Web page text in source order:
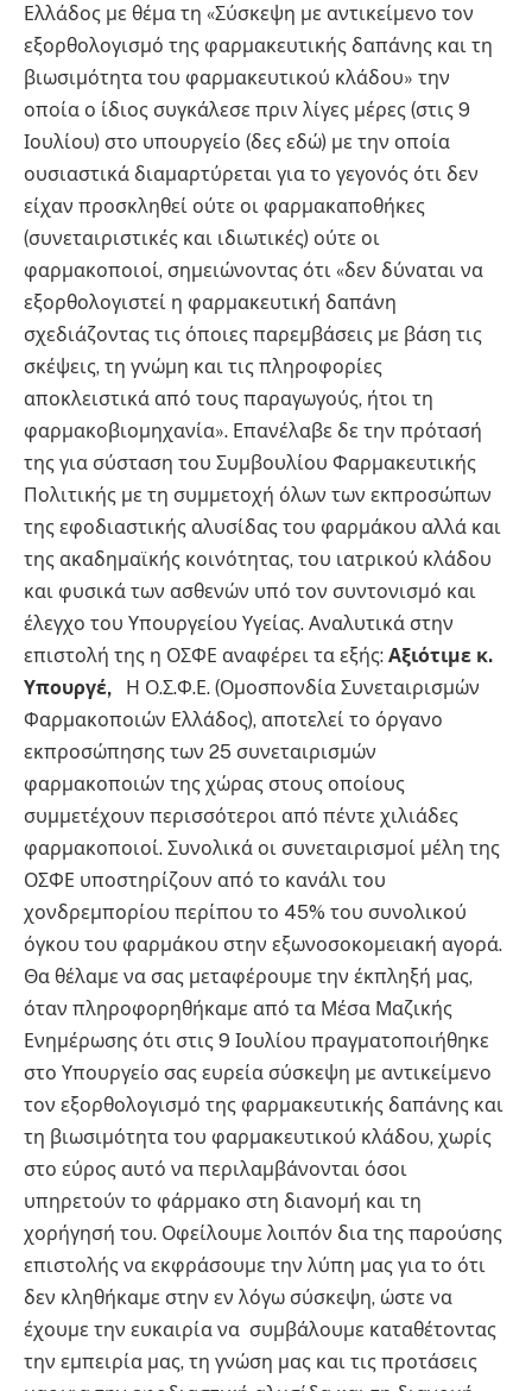
Ελλάδος με θέμα τη «Σύσκεψη με αντικείμενο τον
εξορθολογισμό της φαρμακευτικής δαπάνης και τη
βιωσιμότητα του φαρμακευτικού κλάδου» την
οποία ο ίδιος συγκάλεσε πριν λίγες μέρες (στις 9
Ιουλίου) στο υπουργείο (δες εδώ) με την οποία
ουσιαστικά διαμαρτύρεται για το γεγονός ότι δεν
είχαν προσκληθεί ούτε οι φαρμακαποθήκες
(συνεταιριστικές και ιδιωτικές) ούτε οι
φαρμακοποιοί, σημειώνοντας ότι «δεν δύναται να
εξορθολογιστεί η φαρμακευτική δαπάνη
σχεδιάζοντας τις όποιες παρεμβάσεις με βάση τις
σκέψεις, τη γνώμη και τις πληροφορίες
αποκλειστικά από τους παραγωγούς, ήτοι τη
φαρμακοβιομηχανία». Επανέλαβε δε την πρότασή
της για σύσταση του Συμβουλίου Φαρμακευτικής
Πολιτικής με τη συμμετοχή όλων των εκπροσώπων
της εφοδιαστικής αλυσίδας του φαρμάκου αλλά και
της ακαδημαϊκής κοινότητας, του ιατρικού κλάδου
και φυσικά των ασθενών υπό τον συντονισμό και
έλεγχο του Υπουργείου Υγείας. Αναλυτικά στην
επιστολή της η ΟΣΦΕ αναφέρει τα εξής: Αξιότιμε κ.
Υπουργέ,
Η Ο.Σ.Φ.Ε. (Ομοσπονδία Συνεταιρισμών
Φαρμακοποιών Ελλάδος), αποτελεί το όργανο
εκπροσώπησης των 25 συνεταιρισμών
φαρμακοποιών της χώρας στους οποίους
συμμετέχουν περισσότεροι από πέντε χιλιάδες
φαρμακοποιοί. Συνολικά οι συνεταιρισμοί μέλη της
ΟΣΦΕ υποστηρίζουν από το κανάλι του
χονδρεμπορίου περίπου το 45% του συνολικού
όγκου του φαρμάκου στην εξωνοσοκομειακή αγορά.
Θα θέλαμε να σας μεταφέρουμε την έκπληξή μας,
όταν πληροφορηθήκαμε από τα Μέσα Μαζικής
Ενημέρωσης ότι στις 9 Ιουλίου πραγματοποιήθηκε
στο Υπουργείο σας ευρεία σύσκεψη με αντικείμενο
τον εξορθολογισμό της φαρμακευτικής δαπάνης και
τη βιωσιμότητα του φαρμακευτικού κλάδου, χωρίς
στο εύρος αυτό να περιλαμβάνονται όσοι
υπηρετούν το φάρμακο στη διανομή και τη
χορήγησή του. Οφείλουμε λοιπόν δια της παρούσης
επιστολής να εκφράσουμε την λύπη μας για το ότι
δεν κληθήκαμε στην εν λόγω σύσκεψη, ώστε να
έχουμε την ευκαιρία να συμβάλουμε καταθέτοντας
την εμπειρία μας, τη γνώση μας και τις προτάσεις